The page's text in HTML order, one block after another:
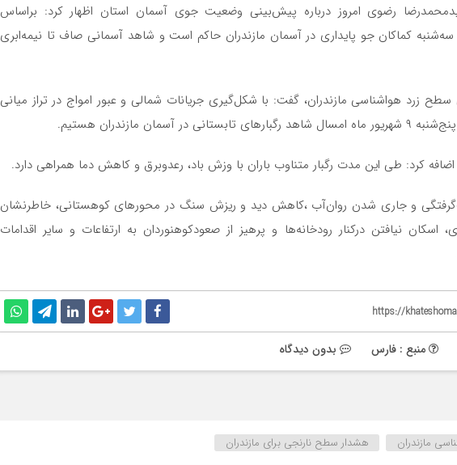
رضوی امروز درباره پیش‌بینی وضعیت جوی آسمان استان اظهار کرد: براساس
کماکان جو پایداری در آسمان مازندران حاکم است و شاهد آسمانی صاف تا نیمه‌ابری
زرد هواشناسی مازندران، گفت: با شکل‌گیری جریانات شمالی و عبور امواج در تراز میانی
مازندران هستیم.
کرد: طی این مدت رگبار متناوب باران با وزش باد، رعدوبرق و کاهش دما همراهی دارد.
و جاری شدن روان‌آب ،کاهش دید و ریزش سنگ در محورهای کوهستانی، خاطرنشان
اسکان نیافتن درکنار رودخانه‏‌ها و پرهیز از صعودکوهنوردان به ارتفاعات و سایر اقدامات
https://
منبع : فارس بدون دیدگاه
مازندران هشدار سطح نارنجی برای مازندران